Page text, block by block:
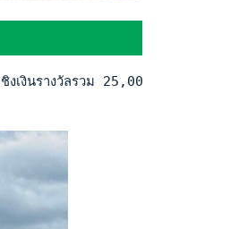
เงินรางวัลรวม 25,000 ดอลลาร์ส